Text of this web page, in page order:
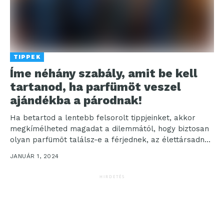
TIPPEK
Íme néhány szabály, amit be kell
tartanod, ha parfümöt veszel
ajándékba a párodnak!
Ha betartod a lentebb felsorolt tippjeinket, akkor
megkímélheted magadat a dilemmától, hogy biztosan
olyan parfümöt találsz-e a férjednek, az élettársadnak
vagy a párodnak...
JANUÁR 1, 2024
HIRDETÉS